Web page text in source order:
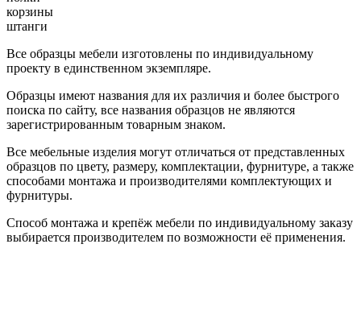
корзины
штанги
Все образцы мебели изготовлены по индивидуальному
проекту в единственном экземпляре.
Образцы имеют названия для их различия и более быстрого
поиска по сайту, все названия образцов не являются
зарегистрированным товарным знаком.
Все мебельные изделия могут отличаться от представленных
образцов по цвету, размеру, комплектации, фурнитуре, а также
способами монтажа и производителями комплектующих и
фурнитуры.
Способ монтажа и крепёж мебели по индивидуальному заказу
выбирается производителем по возможности её применения.